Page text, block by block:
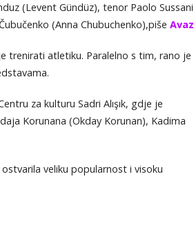
(Levent Gündüz), tenor Paolo Sussani
(Anna Chubuchenko),piše Avaz
trenirati atletiku. Paralelno s tim, rano je
za kulturu Sadri Alışık, gdje je
Korunana (Okday Korunan), Kadima
veliku popularnost i visoku